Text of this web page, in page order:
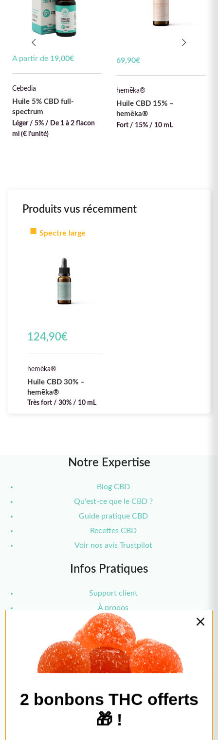
A partir de 19,00€
Cebedia
Huile 5% CBD full-
spectrum
Léger / 5% / De 1 à 2 flacon
ml (€ l'unité)
69,90€
hemēka®
Huile CBD 15% –
hemēka®
Fort / 15% / 10 mL
Produits vus récemment
Spectre large
124,90€
hemēka®
Huile CBD 30% –
hemēka®
Très fort / 30% / 10 mL
Notre Expertise
Blog CBD
Qu'est-ce que le CBD ?
Guide pratique CBD
Recettes CBD
Voir nos avis Trustpilot
Infos Pratiques
Support client
À propos
Newsletter
Paiements
Livraisons
Affiliation
Nous Contacter
2 bonbons THC offerts
🎁 !
2 bonbons THC sur votre première commande